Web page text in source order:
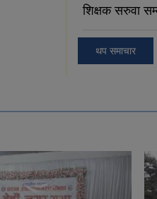
शिक्षक सरुवा
थप समाचार